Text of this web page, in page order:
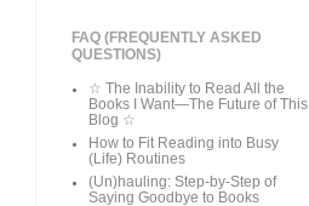
FAQ (FREQUENTLY ASKED
QUESTIONS)
☆ The Inability to Read All the
Books I Want—The Future of This
Blog ☆
How to Fit Reading into Busy
(Life) Routines
(Un)hauling: Step-by-Step of
Saying Goodbye to Books